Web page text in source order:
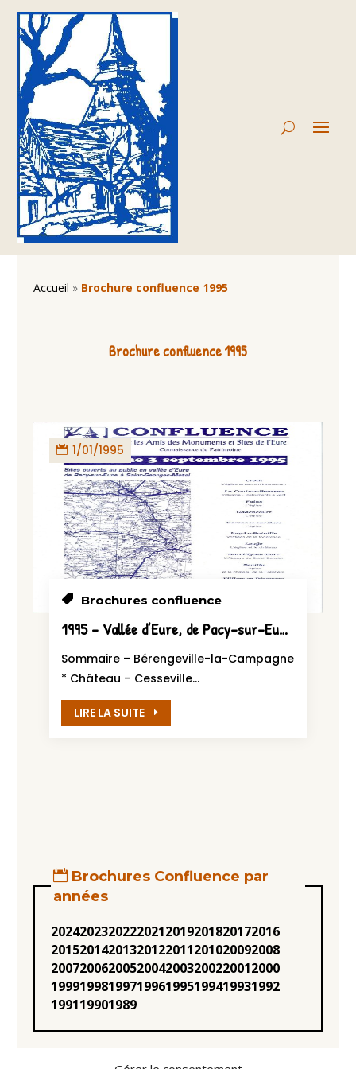
Accueil » Brochure confluence 1995
Brochure confluence 1995
1/01/1995
Brochures confluence
1995 – Vallée d’Eure, de Pacy-sur-Eure à St-Georges-Motel
Sommaire – Bérengeville-la-Campagne
* Château – Cesseville...
LIRE LA SUITE
Brochures Confluence par
années
20242023202220212019201820172016
20152014201320122011201020092008
20072006200520042003200220012000
19991998199719961995199419931992
199119901989